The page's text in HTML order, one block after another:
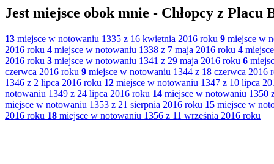
Jest miejsce obok mnie - Chłopcy z Placu
13 miejsce w notowaniu 1335 z 16 kwietnia 2016 roku 9 miejsce w
2016 roku 4 miejsce w notowaniu 1338 z 7 maja 2016 roku 4
2016 roku 3 miejsce w notowaniu 1341 z 29 maja 2016 roku 6
czerwca 2016 roku 9 miejsce w notowaniu 1344 z 18 czerwca 2016
1346 z 2 lipca 2016 roku 12 miejsce w notowaniu 1347 z 10 lipca
notowaniu 1349 z 24 lipca 2016 roku 14 miejsce w notowaniu 1350
miejsce w notowaniu 1353 z 21 sierpnia 2016 roku 15 miejsce w
2016 roku 18 miejsce w notowaniu 1356 z 11 września 2016 roku